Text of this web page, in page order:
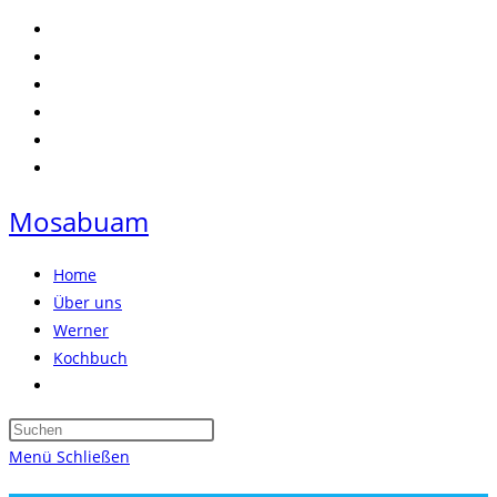
Zum
Inhalt
springen
Mosabuam
Home
Über uns
Werner
Kochbuch
umschalten
Press
Menü Schließen